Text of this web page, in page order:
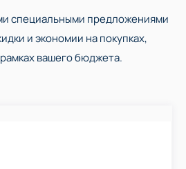
специальными предложениями
и экономии на покупках,
вашего бюджета.